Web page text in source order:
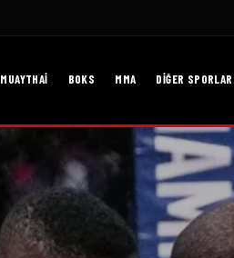
MUAYTHAI BOKS MMA DIĞER SPORLAR